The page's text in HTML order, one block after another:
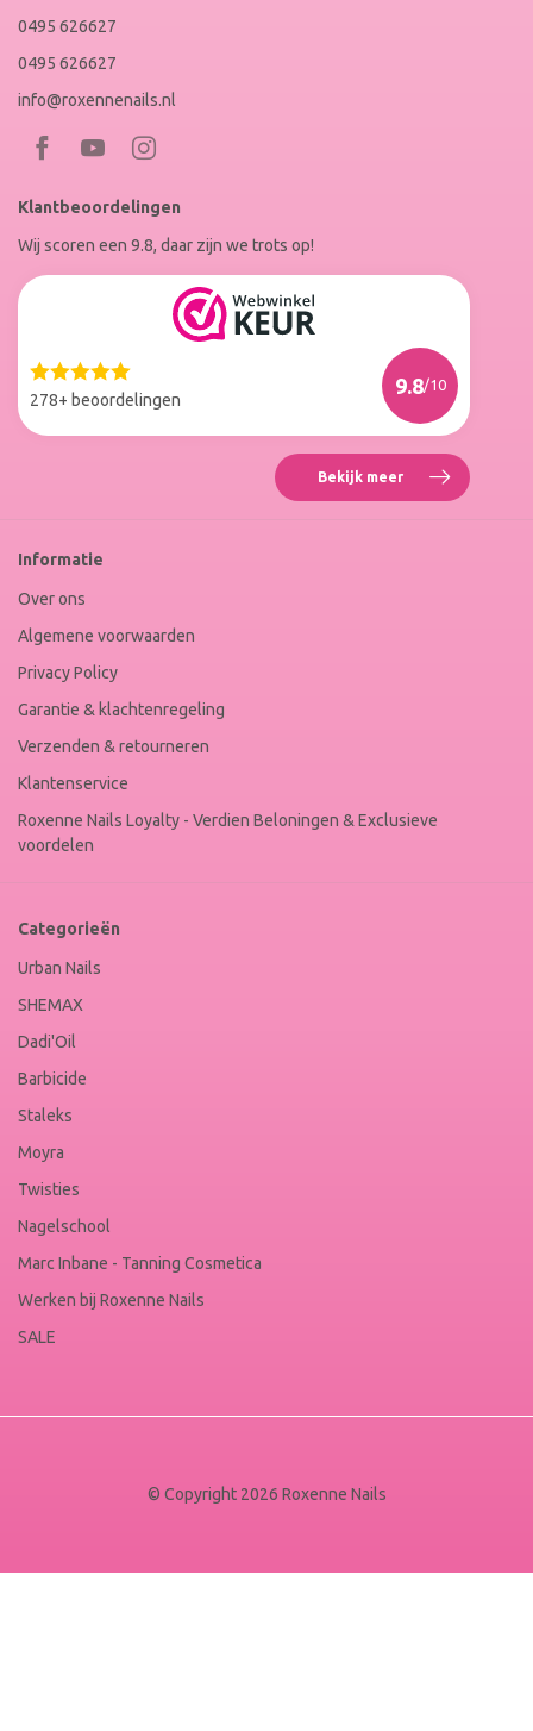
0495 626627
0495 626627
info@roxennenails.nl
Bezoek
Facebook
op
Instagram
Klantbeoordelingen
Wij scoren een 9.8, daar zijn we trots op!
278+ beoordelingen
9.8/10
Web
Winkel
Bekijk meer Reviews
Roxenne
Informatie
Over ons
Algemene voorwaarden
Privacy Policy
Garantie & klachtenregeling
Verzenden & retourneren
Klantenservice
Roxenne Nails Loyalty - Verdien Beloningen & Exclusieve
voordelen
Categorieën
Urban Nails
SHEMAX
Dadi'Oil
Barbicide
Staleks
Moyra
Twisties
Nagelschool
Marc Inbane - Tanning Cosmetica
Werken bij Roxenne Nails
SALE
© Copyright 2026 Roxenne Nails